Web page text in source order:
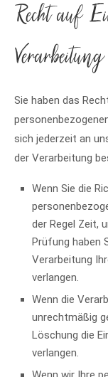
Recht auf
Verarbeitung
Sie haben das
sich jederzeit an
der Verarbeitung
Wenn Sie die
der Regel Zeit,
Prüfung haben
Verarbeitung
verlangen.
Wenn die
unrechtmäßig
Löschung die
verlangen.